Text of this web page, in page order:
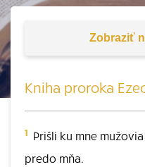
Zobraziť
Kniha proroka
1 Prišli ku mne
predo mňa.